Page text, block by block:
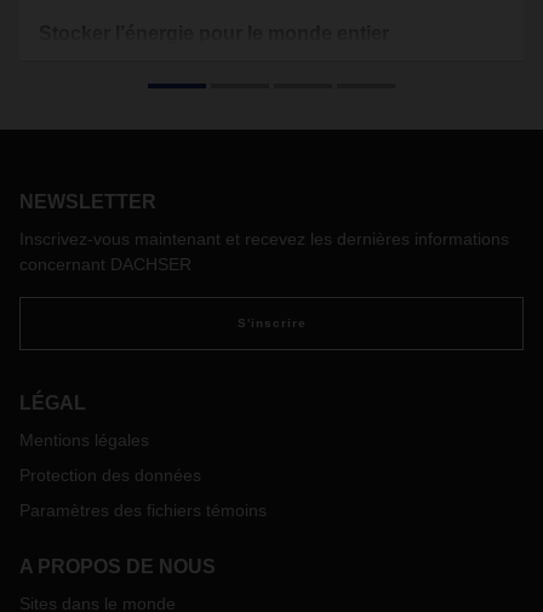
est entièrement entre les mains de DACHSER.
NEWSLETTER
Inscrivez-vous maintenant et recevez les dernières informations
concernant DACHSER
S'inscrire
LÉGAL
Mentions légales
Protection des données
Paramètres des fichiers témoins
A PROPOS DE NOUS
Sites dans le monde